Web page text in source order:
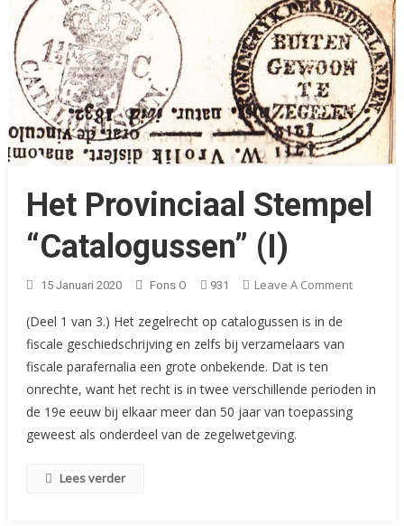
Het Provinciaal Stempel
“Catalogussen” (I)
15 Januari 2020 Fons O 931 Leave A CommentOn
(I)
(Deel 1 van 3.) Het zegelrecht op catalogussen is in de
fiscale geschiedschrijving en zelfs bij verzamelaars van
fiscale parafernalia een grote onbekende. Dat is ten
onrechte, want het recht is in twee verschillende perioden in
de 19e eeuw bij elkaar meer dan 50 jaar van toepassing
geweest als onderdeel van de zegelwetgeving.
Lees verder